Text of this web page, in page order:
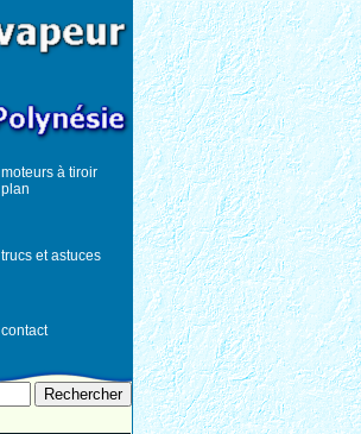
moteurs à tiroir
plan
trucs et astuces
contact